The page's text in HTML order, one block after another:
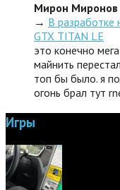
Мирон Миронов
→ В разработке
GTX TITAN LE
это конечно
майнить
топ бы было. я
огонь брал тут
Игры